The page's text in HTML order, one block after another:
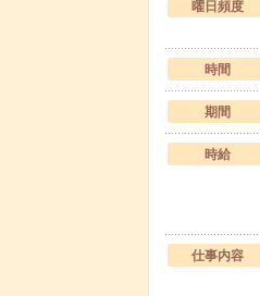
曜日頻度
時間
期間
時給
仕事内容